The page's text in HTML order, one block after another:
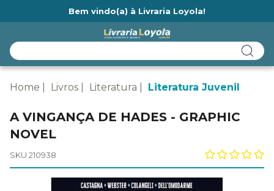
Bem vindo(a) à Livraria Loyola!
Home Livros Literatura Literatura Juvenil
A VINGANÇA DE HADES - GRAPHIC
NOVEL
SKU 210938